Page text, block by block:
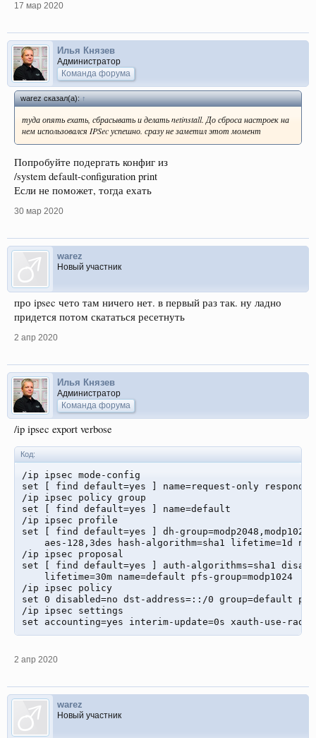
17 мар 2020
Илья Князев
Администратор
Команда форума
warez сказал(а):↑
туда опять ехать, сбрасывать и делать netinstall. До сброса настроек на
нем использовался IPSec успешно. сразу не заметил этот момент
Попробуйте подергать конфиг из
/system default-configuration print
Если не поможет, тогда ехать
30 мар 2020
warez
Новый участник
про ipsec чето там ничего нет. в первый раз так. ну ладно
придется потом скататься ресетнуть
2 апр 2020
Илья Князев
Администратор
Команда форума
/ip ipsec export verbose
Код:
/ip ipsec mode-config
set [ find default=yes ] name=request-only
/ip ipsec policy group
set [ find default=yes ] name=default
/ip ipsec profile
set [ find default=yes ] dh-
aes-128,3des hash-algorithm=sha1 lifetime=1d
/ip ipsec proposal
set [ find default=yes ] auth-algorithms=sha1
    lifetime=30m name=default pfs-group=modp1024
/ip ipsec policy
set 0 disabled=no dst-address=::/0 group=default
/ip ipsec settings
set accounting=yes interim-update=0s xauth-use-
2 апр 2020
warez
Новый участник